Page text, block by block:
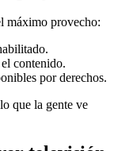
máximo provecho:
contenido.
por derechos.
que la gente ve